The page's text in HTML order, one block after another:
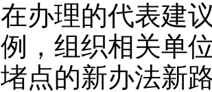
在办理的代表建
例，组织相关单
堵点的新办法新